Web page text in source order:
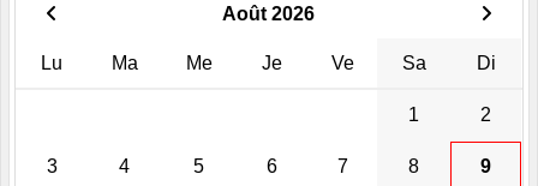
Août 2026
Lu Ma Me Je Ve Sa Di
1 2
3 4 5 6 7 8 9